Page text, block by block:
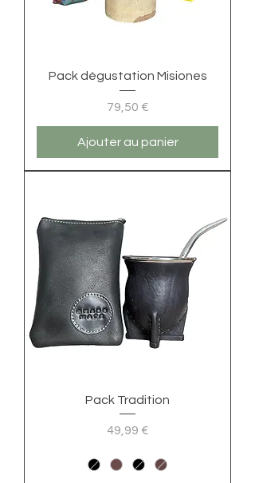
Pack dégustation Misiones
Prix
79,50 €
Ajouter au panier
Pack Tradition
Prix
49,99 €